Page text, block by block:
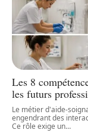
Les 8
les futurs
Le métier d'aide-
engendrant des
Ce rôle exige un…